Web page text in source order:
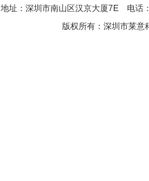
地址：深圳市南山区汉京大厦7E 电
版权所有：深圳市莱